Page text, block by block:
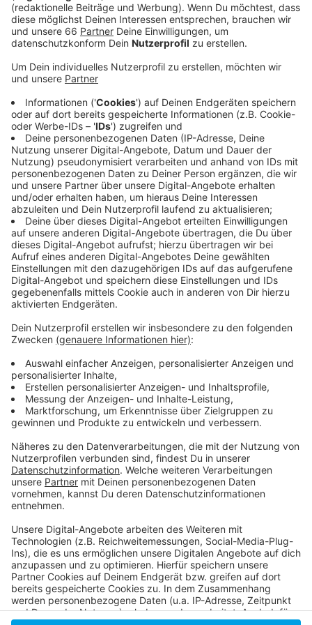
Veröffentlicht:Freitag, 01.10.2021 05:48
Anzeige
Schnelltest ersetzt werden. Das heißt das negative
Schnelltestergebnis darf nicht älter als sechs
Stunden sein. Auch in der Gastronomie und bei
Veranstaltungen gibt es Erleichterungen. Unter
anderem können wieder mehr Zuschauer*innen zu
Konzerten und Sportveranstaltungen. Im Restaurant
können wieder mehr Menschen rein, allerdings muss
eine Maske getragen werden, wenn man nicht an
seinem Platz ist.
Anzeige
Weitere Infos und Links zu diesem Thema:
Anzeige
Die aktuelle Coronaschutzverordnung für NRW
Düsseldorfer Gastronomen setzen auf 2G-Regel
Faktenchecks zu Corona
Anzeige
Anzeige